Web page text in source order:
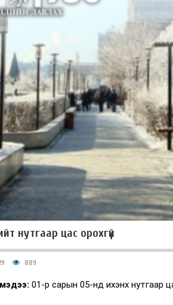
нутгаар цас орохгүй
889
01-р сарын 05-нд ихэнх нутгаар